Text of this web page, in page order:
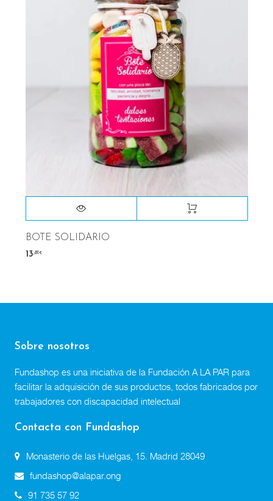
BOTE SOLIDARIO
13 ,81 €
Sobre nosotros
Fundashop es una iniciativa de la Fundación A LA PAR para
facilitar la adquisición de sus productos, todos fabricados por
trabajadores con discapacidad intelectual
Contacta con Fundashop
Monasterio de las Huelgas, 15. Madrid 28049
fundashop@alapar.ong
91 735 57 92